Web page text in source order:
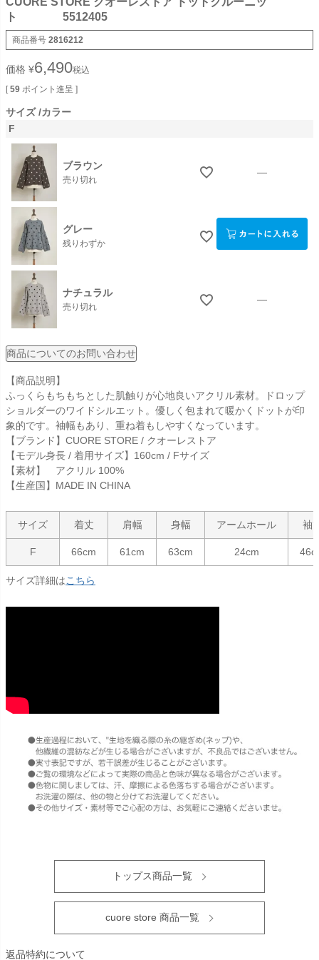
ト 5512405
商品番号 2816212
価格 ¥6,490税込
[ 59 ポイント進呈 ]
サイズ カラー
F
ブラウン
売り切れ
—
グレー
残りわずか
ナチュラル
売り切れ
—
商品についてのお問い合わせ
【商品説明】
ふっくらもちもちとした肌触りが心地良いアクリル素材。ドロップ
ショルダーのワイドシルエット。優しく包まれて暖かくドットが印
象的です。袖幅もあり、重ね着もしやすくなっています。
【ブランド】CUORE STORE / クオーレストア
【モデル身長 / 着用サイズ】160cm / Fサイズ
【素材】 アクリル 100%
【生産国】MADE IN CHINA
サイズ 着丈 肩幅 身幅 アームホール 袖
F 66cm 61cm 63cm 24cm
サイズ詳細はこちら
トップス商品一覧
cuore store 商品一覧
返品特約について